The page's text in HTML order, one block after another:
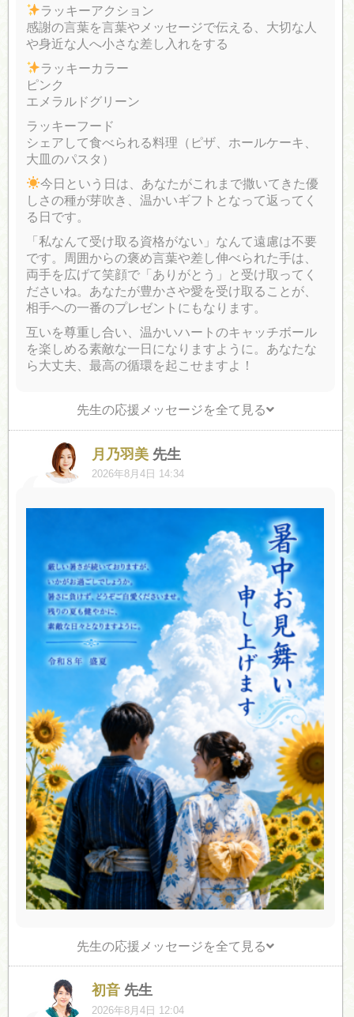
ラッキーアクション
感謝の言葉を言葉やメッセージで伝える、大切な人
や身近な人へ小さな差し入れをする
ラッキーカラー
ピンク
エメラルドグリーン
ラッキーフード
シェアして食べられる料理（ピザ、ホールケーキ、
大皿のパスタ）
今日という日は、あなたがこれまで撒いてきた優
しさの種が芽吹き、温かいギフトとなって返ってく
る日です。
「私なんて受け取る資格がない」なんて遠慮は不要
です。周囲からの褒め言葉や差し伸べられた手は、
両手を広げて笑顔で「ありがとう」と受け取ってく
ださいね。あなたが豊かさや愛を受け取ることが、
相手への一番のプレゼントにもなります。
互いを尊重し合い、温かいハートのキャッチボール
を楽しめる素敵な一日になりますように。あなたな
ら大丈夫、最高の循環を起こせますよ！
先生の応援メッセージを全て見る
月乃羽美 先生
2026年8月4日 14:34
先生の応援メッセージを全て見る
初音 先生
2026年8月4日 12:04